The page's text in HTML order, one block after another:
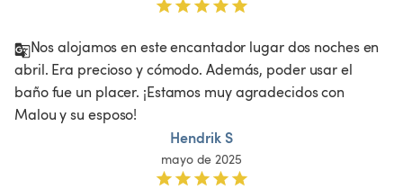
Nos alojamos en este encantador lugar dos noches en
abril. Era precioso y cómodo. Además, poder usar el
baño fue un placer. ¡Estamos muy agradecidos con
Malou y su esposo!
Hendrik S
mayo de 2025